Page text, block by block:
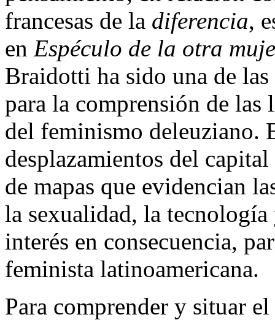
francesas de la diferencia,
en Espéculo de la otra
Braidotti ha sido una de
para la comprensión de las
del feminismo deleuziano.
desplazamientos del
de mapas que evidencian
la sexualidad, la
interés en consecuencia,
feminista latinoamericana.
Para comprender y situar